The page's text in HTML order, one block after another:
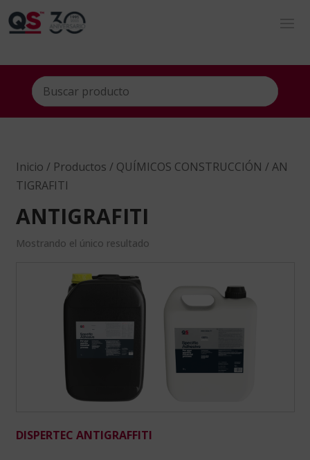
Inicio / Productos / QUÍMICOS CONSTRUCCIÓN / AN
TIGRAFITI
ANTIGRAFITI
Mostrando el único resultado
DISPERTEC ANTIGRAFFITI